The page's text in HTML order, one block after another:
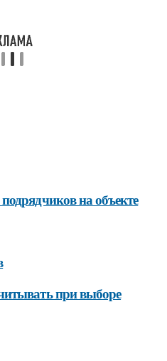
на объекте
при выборе